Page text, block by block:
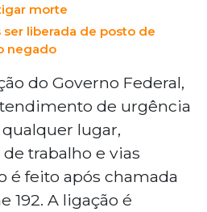
morte
liberada de posto de
negado
do Governo Federal,
de urgência
lugar,
trabalho e vias
é feito após chamada
192. A ligação é